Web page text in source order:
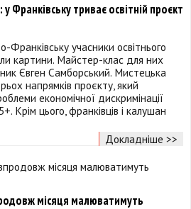
Франківську триває освітній проєкт
Франківську учасники освітнього
картини. Майстер-клас для них
Євген Самборський. Мистецька
напрямків проєкту, який
економічної дискримінації
Крім цього, франківців і калушан
Докладніше >>
місяця малюватимуть